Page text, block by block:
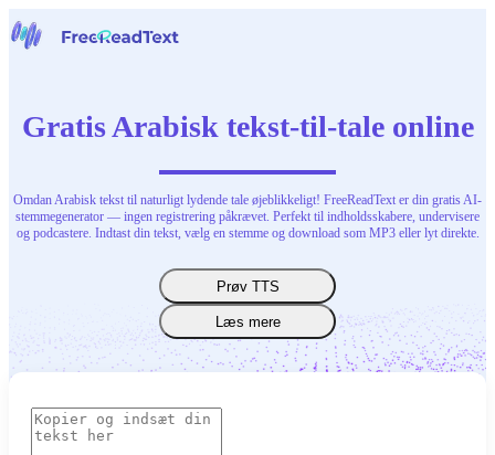
Værktøjer
Kontakt os
Gratis Arabisk tekst-til-tale online
Omdan Arabisk tekst til naturligt lydende tale øjeblikkeligt! FreeReadText er din gratis AI-
stemmegenerator — ingen registrering påkrævet. Perfekt til indholdsskabere, undervisere
og podcastere. Indtast din tekst, vælg en stemme og download som MP3 eller lyt direkte.
Prøv TTS
Læs mere